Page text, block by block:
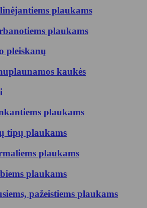
plaukams
plaukams
pleiskanų
kaukės
plaukams
tipų plaukams
plaukams
plaukams
pažeistiems plaukams